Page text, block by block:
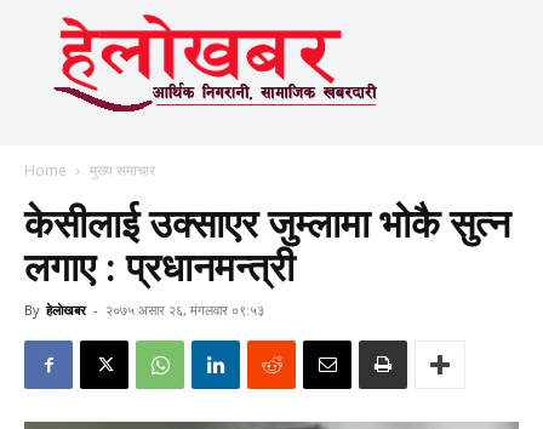
Home मुख्य समाचार
केसीलाई उक्साएर जुम्लामा भोकै सुत्न
लगाए : प्रधानमन्त्री
By हेलाेखबर - २०७५ असार २६, मंगलवार ०९:५३